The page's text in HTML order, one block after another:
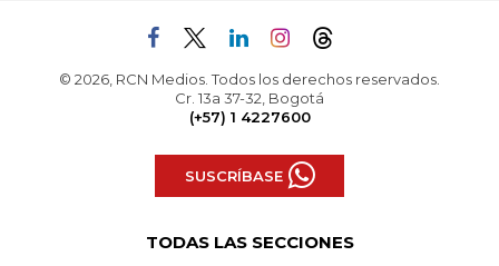
© 2026, RCN Medios. Todos los derechos reservados.
Cr. 13a 37-32, Bogotá
(+57) 1 4227600
SUSCRÍBASE
TODAS LAS SECCIONES